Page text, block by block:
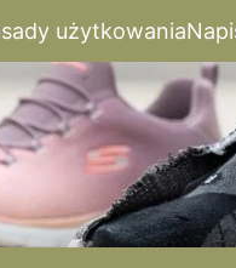
użytkowania